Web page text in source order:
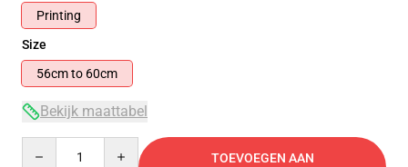
Printing
Size
56cm to 60cm
Bekijk maattabel
TOEVOEGEN AAN